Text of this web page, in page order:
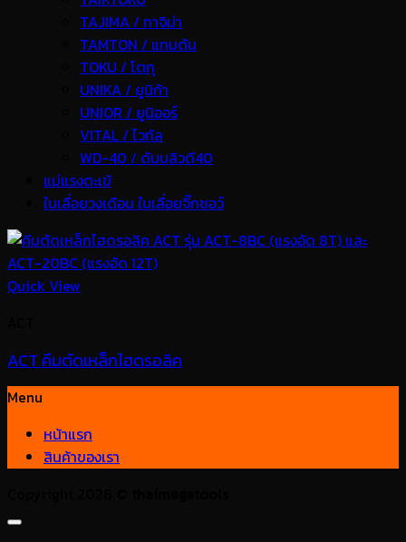
TAJIMA / ทาจิม่า
TAMTON / แทมตัน
TOKU / โตกุ
UNIKA / ยูนิก้า
UNIOR / ยูนิออร์
VITAL / ไวทัล
WD-40 / ดับบลิวดี40
แม่แรงตะเข้
ใบเลื่อยวงเดือน ใบเลื่อยจิ๊กซอว์
Quick View
ACT คีมตัดเหล็กไฮดรอลิค
Menu
หน้าแรก
สินค้าของเรา